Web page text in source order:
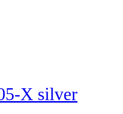
X silver